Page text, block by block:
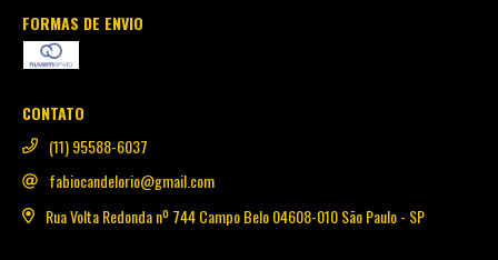
FORMAS DE ENVIO
CONTATO
(11) 95588-6037
fabiocandelorio@gmail.com
Rua Volta Redonda nº 744 Campo Belo 04608-010 São Paulo - SP